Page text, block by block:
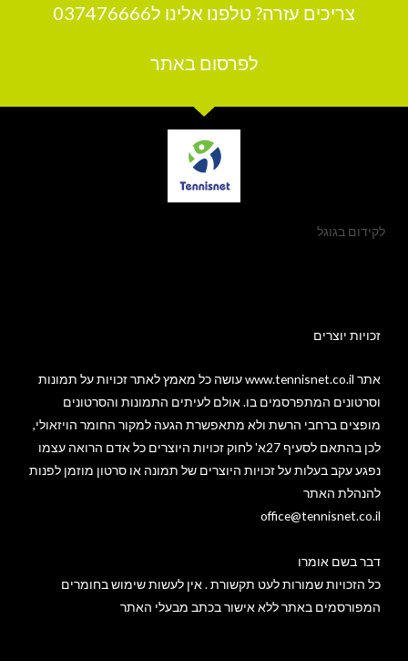
צריכים עזרה? טלפנו אלינו ל037476666
לפרסום באתר
לקידום בגוגל
זכויות יוצרים​
אתר www.tennisnet.co.il עושה כל מאמץ לאתר זכויות על תמונות
וסרטונים המתפרסמים בו. אולם לעיתים התמונות והסרטונים
מופצים ברחבי הרשת ולא מתאפשרת הגעה למקור החומר הויזאולי,
לכן בהתאם לסעיף 27א' לחוק זכויות היוצרים כל אדם הרואה עצמו
נפגע עקב בעלות על זכויות היוצרים של תמונה או סרטון מוזמן לפנות
להנהלת האתר
office@tennisnet.co.il
דבר בשם אומרו
כל הזכויות שמורות לעט תקשורת . אין לעשות שימוש בחומרים
המפורסמים באתר ללא אישור בכתב מבעלי האתר